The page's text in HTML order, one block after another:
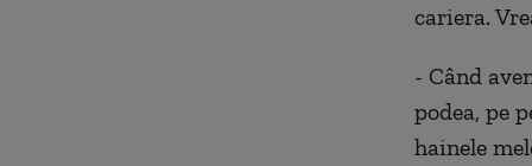
cariera.
- Când
podea, pe
hainele